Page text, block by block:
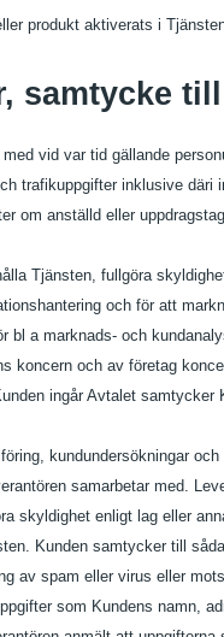
produkt aktiverats i
samtycke
vid var tid gällande
trafikuppgifter inklusive däri
om anställd eller
Tjänsten, fullgöra
och för att
bl a marknads- och
koncern och av företag
ingår Avtalet
kundundersökningar
samarbetar med.
skyldighet enligt lag eller
Kunden samtycker till
av spam eller virus eller
som Kundens namn,